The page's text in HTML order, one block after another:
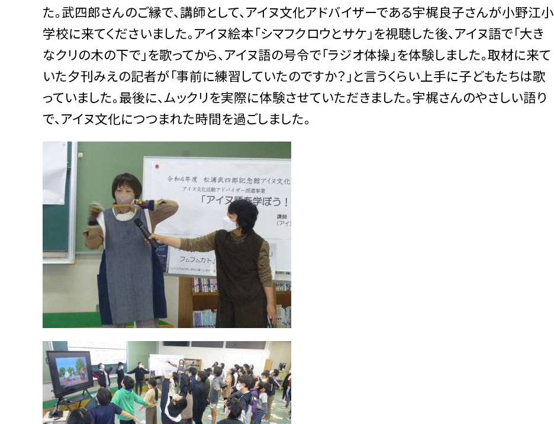
た。武四郎さんのご縁で、講師として、アイヌ文化アドバイザーである宇梶良子さんが小野江小
学校に来てくださいました。アイヌ絵本「シマフクロウとサケ」を視聴した後、アイヌ語で「大き
なクリの木の下で」を歌ってから、アイヌ語の号令で「ラジオ体操」を体験しました。取材に来て
いた夕刊みえの記者が「事前に練習していたのですか？」と言うくらい上手に子どもたちは歌
っていました。最後に、ムックリを実際に体験させていただきました。宇梶さんのやさしい語り
で、アイヌ文化につつまれた時間を過ごしました。